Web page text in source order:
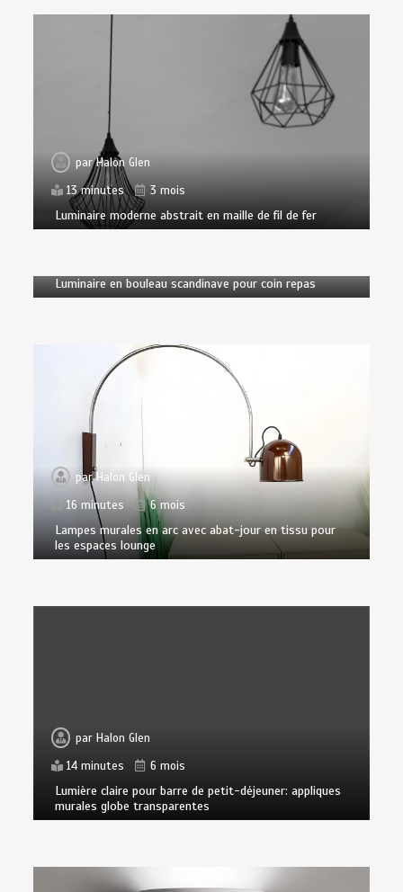
parHalon Glen
13 minutes
3 mois
Luminaire moderne abstrait en maille de fil de fer
parHalon Glen
Luminaire en bouleau scandinave pour coin repas
parHalon Glen
16 minutes
6 mois
Lampes murales en arc avec abat-jour en tissu pour
les espaces lounge
parHalon Glen
14 minutes
6 mois
Lumière claire pour barre de petit-déjeuner: appliques
murales globe transparentes